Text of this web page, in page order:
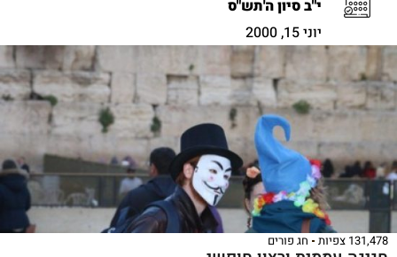
י"ב סיון ה'תש"ס
יוני 15, 2000
131,478 צפיות חג פורים